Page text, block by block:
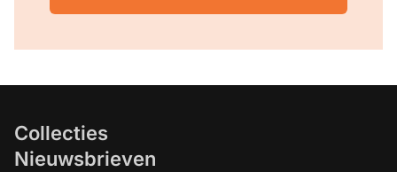
Collecties
Nieuwsbrieven